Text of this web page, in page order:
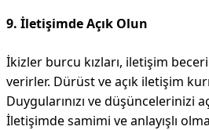
9. İletişimde Açık Olun
İkizler burcu kızları, iletişim
verirler. Dürüst ve açık iletişim
Duygularınızı ve düşüncelerinizi
İletişimde samimi ve anlayışlı